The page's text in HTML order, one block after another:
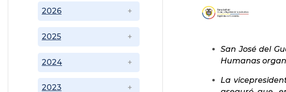
2023
2024
2025
2026
San José del
Humanas
La